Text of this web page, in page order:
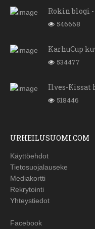
Rokin blogi
546668
KarhuCup
534477
Ilves-Kissat
518446
URHEILUSUOMI.COM
Käyttöehdot
Tietosuojalauseke
Mediakortti
Rekrytointi
Yhteystiedot
Facebook